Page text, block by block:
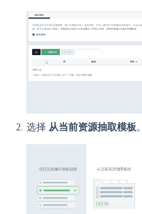
选择 从当前资源抽取模板。